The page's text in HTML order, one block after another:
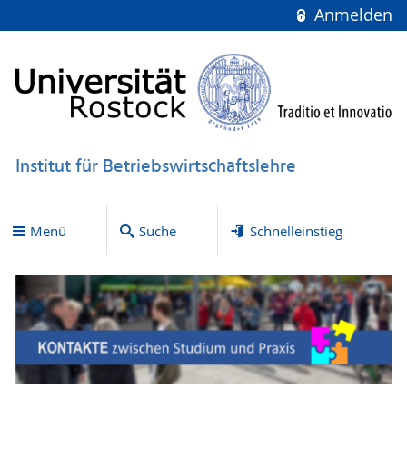
Anmelden
Institut für Betriebswirtschaftslehre
Menü Suche Schnelleinstieg